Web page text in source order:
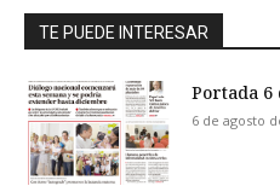
TE PUEDE INTERESAR
Portada 6
6 de agosto